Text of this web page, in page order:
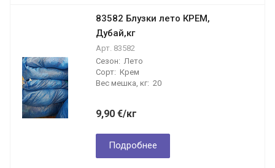
83582 Блузки лето КРЕМ,
Дубай,кг
Арт. 83582
Сезон: Лето
Сорт: Крем
Вес мешка, кг: 20
9,90 €/кг
Подробнее